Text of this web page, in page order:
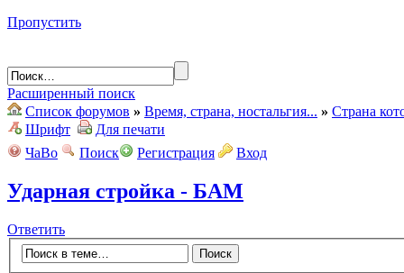
Пропустить
Расширенный поиск
Список форумов » Время, страна, ностальгия... » Страна
Шрифт
Для печати
ЧаВо
Поиск Регистрация Вход
Ударная стройка - БАМ
Ответить